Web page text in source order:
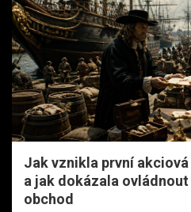
Jak vznikla první
a jak dokázala
obchod